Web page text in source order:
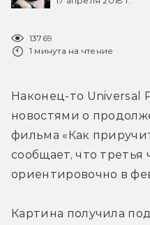
13769
1 минута на чтение
Наконец-то Universal
новостями о
фильма «Как
сообщает, что третья
ориентировочно в
Картина получила